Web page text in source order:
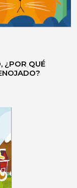
A CREER
¿POR QUÉ